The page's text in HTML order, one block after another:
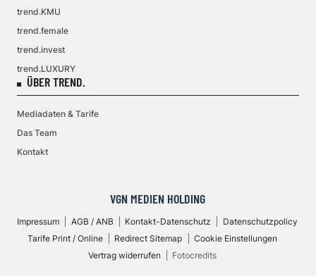
trend.KMU
trend.female
trend.invest
trend.LUXURY
ÜBER TREND.
Mediadaten & Tarife
Das Team
Kontakt
VGN MEDIEN HOLDING
Impressum AGB / ANB Kontakt-Datenschutz
Datenschutzpolicy
Tarife Print / Online
Redirect Sitemap
Cookie Einstellungen
Vertrag widerrufen
Fotocredits